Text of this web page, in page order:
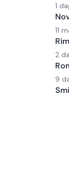
1
11
2
9